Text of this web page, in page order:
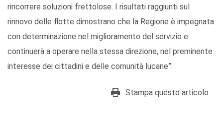
rincorrere soluzioni frettolose. I risultati raggiunti sul
rinnovo delle flotte dimostrano che la Regione è impegnata
con determinazione nel miglioramento del servizio e
continuerà a operare nella stessa direzione, nel preminente
interesse dei cittadini e delle comunità lucane”.
Stampa questo articolo